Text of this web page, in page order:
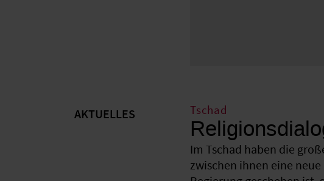
AKTUELLES Tschad
Im Tschad haben die
zwischen ihnen eine